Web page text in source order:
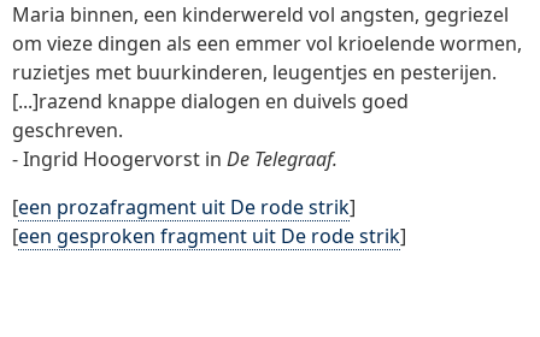
Maria binnen, een kinderwereld vol angsten, gegriezel
om vieze dingen als een emmer vol krioelende wormen,
ruzietjes met buurkinderen, leugentjes en pesterijen.
[...]razend knappe dialogen en duivels goed
geschreven.
- Ingrid Hoogervorst in De Telegraaf.
[een prozafragment uit De rode strik]
[een gesproken fragment uit De rode strik]